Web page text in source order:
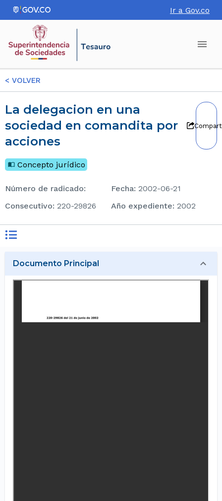
Ir a Gov.co
< VOLVER
La delegacion en una
sociedad en comandita por
acciones
Concepto jurídico
Número de radicado: Fecha: 2002-06-21
consecutivo: 220-29826 Año expediente: 2002
Documento Principal